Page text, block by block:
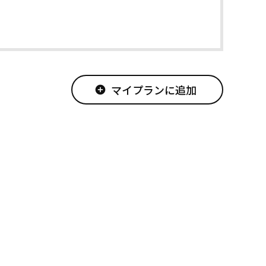
add_circle マイプランに追加